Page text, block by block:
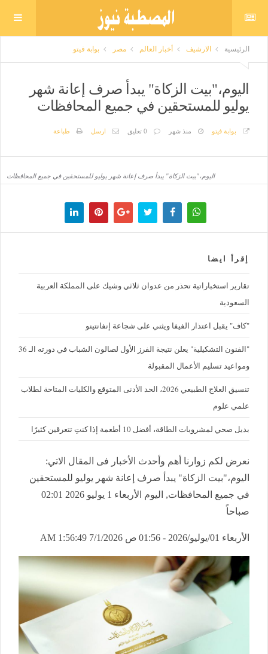
الرئيسية الارشيف أخبار العالم مصر بوابة فيتو
اليوم،"بيت الزكاة" يبدأ صرف إعانة شهر
يوليو للمستحقين في جميع المحافظات
بوابة فيتو منذ شهر 0 تعليق ارسل طباعة
اليوم،"بيت الزكاة" يبدأ صرف إعانة شهر يوليو للمستحقين في جميع المحافظات
إقرأ ايضا
تقارير استخباراتية تحذر من عدوان ثلاثي وشيك على المملكة العربية
السعودية
"كاف" يقبل اعتذار الفيفا ويثني على شجاعة إنفانتينو
"الفنون التشكيلية" يعلن نتيجة الفرز الأول لصالون الشباب في دورته الـ 36
ومواعيد تسليم الأعمال المقبولة
تنسيق العلاج الطبيعي 2026، الحد الأدنى المتوقع والكليات المتاحة لطلاب
علمي علوم
بديل صحي لمشروبات الطاقة، أفضل 10 أطعمة إذا كنتِ تتعرقين كثيرًا
نعرض لكم زوارنا أهم وأحدث الأخبار فى المقال الاتي:
اليوم،"بيت الزكاة" يبدأ صرف إعانة شهر يوليو للمستحقين
في جميع المحافظات, اليوم الأربعاء 1 يوليو 2026 02:01
صباحاً
الأربعاء 01/يوليو/2026 - 01:56 ص 7/1/2026 1:56:49 AM